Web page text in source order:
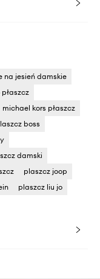
na jesień damskie
michael kors płaszcz
boss
damski
plaszcz joop
plaszcz liu jo